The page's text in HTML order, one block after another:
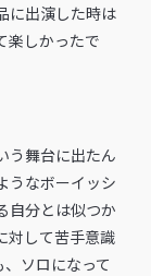
に出演した時は
楽しかったで
う舞台に出たん
うなボーイッシ
自分とは似つか
対して苦手意識
ソロになって